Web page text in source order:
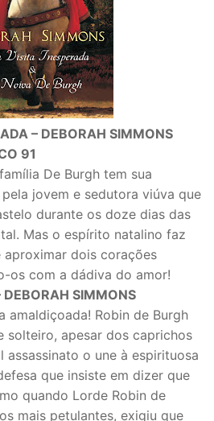
– DEBORAH SIMMONS
91
De Burgh tem sua
jovem e sedutora viúva que
durante os doze dias das
Mas o espírito natalino faz
aproximar dois corações
os com a dádiva do amor!
DEBORAH SIMMONS
amaldiçoada! Robin de Burgh
solteiro, apesar dos caprichos
assassinato o une à espirituosa
que insiste em dizer que
quando Lorde Robin de
mais petulantes, exigiu que